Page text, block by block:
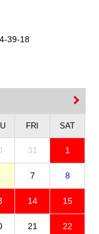
39-18
FRI SAT
31 1
7 8
14 15
21 22